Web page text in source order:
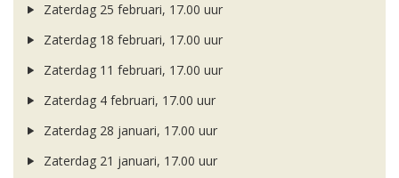
Zaterdag 25 februari, 17.00 uur
Zaterdag 18 februari, 17.00 uur
Zaterdag 11 februari, 17.00 uur
Zaterdag 4 februari, 17.00 uur
Zaterdag 28 januari, 17.00 uur
Zaterdag 21 januari, 17.00 uur